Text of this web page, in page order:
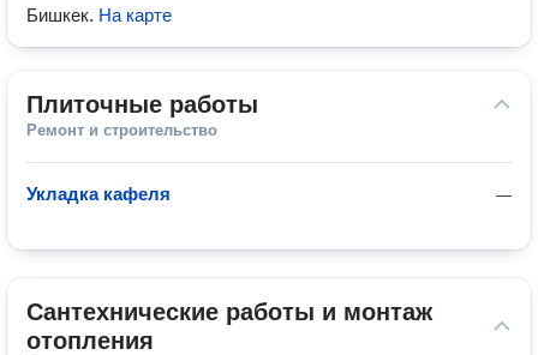
Бишкек. На карте
Плиточные работы
Ремонт и строительство
—
Укладка кафеля
Сантехнические работы и монтаж
отопления